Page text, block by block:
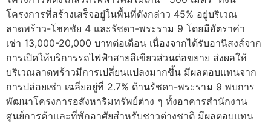
โครงการที่สร้างเสร็จอยู่ในพื้นที่ดังกล่าว 45% อยู่บริเวณ
ลาดพร้าว-โชคชัย 4 และรัชดา-พระราม 9 โดยมีอัตราค่า
เช่า 13,000-20,000 บาทต่อเดือน เนื่องจากได้รับอานิสงส์จาก
การเปิดให้บริการรถไฟฟ้าสายสีเขียวส่วนต่อขยาย ส่งผลให้
บริเวณลาดพร้าวมีการเปลี่ยนแปลงมากขึ้น มีผลตอบแทนจาก
การปล่อยเช่า เฉลี่ยอยู่ที่ 2.7% ด้านรัชดา-พระราม 9 พบการ
พัฒนาโครงการอสังหาริมทรัพย์ต่าง ๆ ทั้งอาคารสำนักงาน
ศูนย์การค้าและที่พักอาศัยสำหรับชาวต่างชาติ มีผลตอบแทน